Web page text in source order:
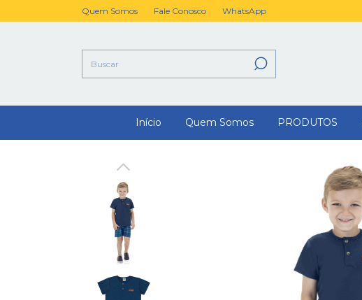
Quem Somos Fale Conosco WhatsApp
Início Quem Somos PRODUTOS